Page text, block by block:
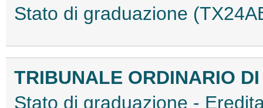
Stato di graduazione
TRIBUNALE ORDINARIO
Stato di graduazione -